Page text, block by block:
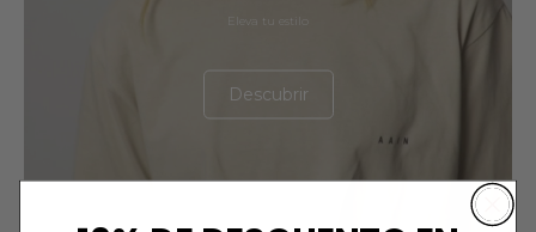
Eleva tu estilo
Descubrir